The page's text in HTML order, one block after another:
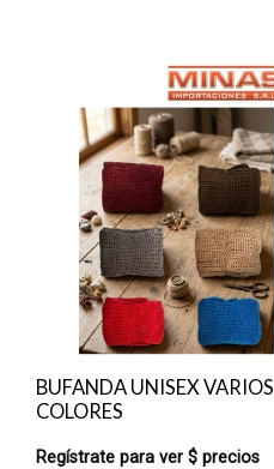
BUFANDA UNISEX VARIOS
COLORES
Regístrate para ver $ precios